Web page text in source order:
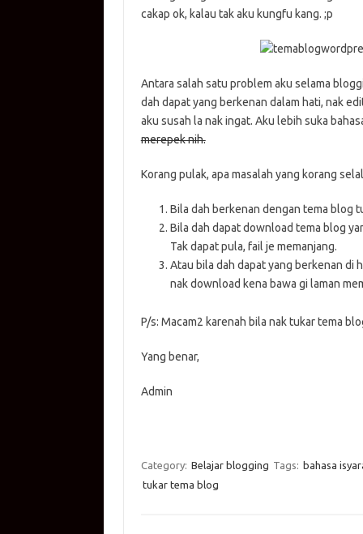
I
e
cakap ok, kalau tak aku kungfu kang. ;p
Antara salah satu problem aku selama
dah dapat yang berkenan dalam hati, nak
aku susah la nak ingat. Aku lebih suka
merepek nih.
Korang pulak, apa masalah yang korang
Bila dah berkenan dengan tema blog
Bila dah dapat download tema blog
Tak dapat pula, fail je memanjang.
Atau bila dah dapat yang berkenan di
nak download kena bawa gi laman
P/s: Macam2 karenah bila nak tukar tema
Yang benar,
Admin
Category: Belajar blogging Tags: bahasa
tukar tema blog